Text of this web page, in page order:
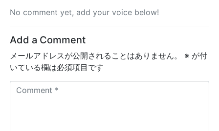
No comment yet, add your voice below!
Add a Comment
メールアドレスが公開されることはありません。 ※ が付
いている欄は必須項目です